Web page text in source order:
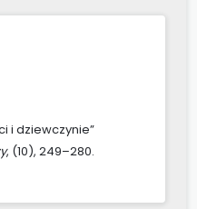
i dziewczynie”
, (10), 249–280.